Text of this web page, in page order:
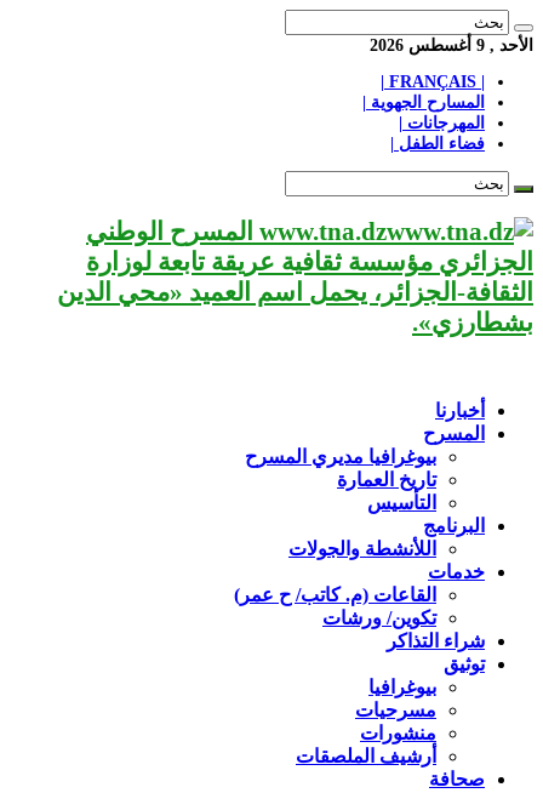
الأحد , 9 أغسطس 2026
المسارح الجهوية |
المهرجانات |
فضاء الطفل |
www.tna.dz المسرح الوطني
الجزائري مؤسسة ثقافية عريقة تابعة لوزارة
الثقافة-الجزائر، يحمل اسم العميد «محي الدين
بشطارزي».
أخبارنا
المسرح
بيوغرافيا مديري المسرح
تاريخ العمارة
التأسيس
البرنامج
اللأنشطة والجولات
خدمات
القاعات (م. كاتب/ ح عمر)
تكوين/ ورشات
شراء التذاكر
توثيق
بيوغرافيا
مسرحيات
منشورات
أرشيف الملصقات
صحافة